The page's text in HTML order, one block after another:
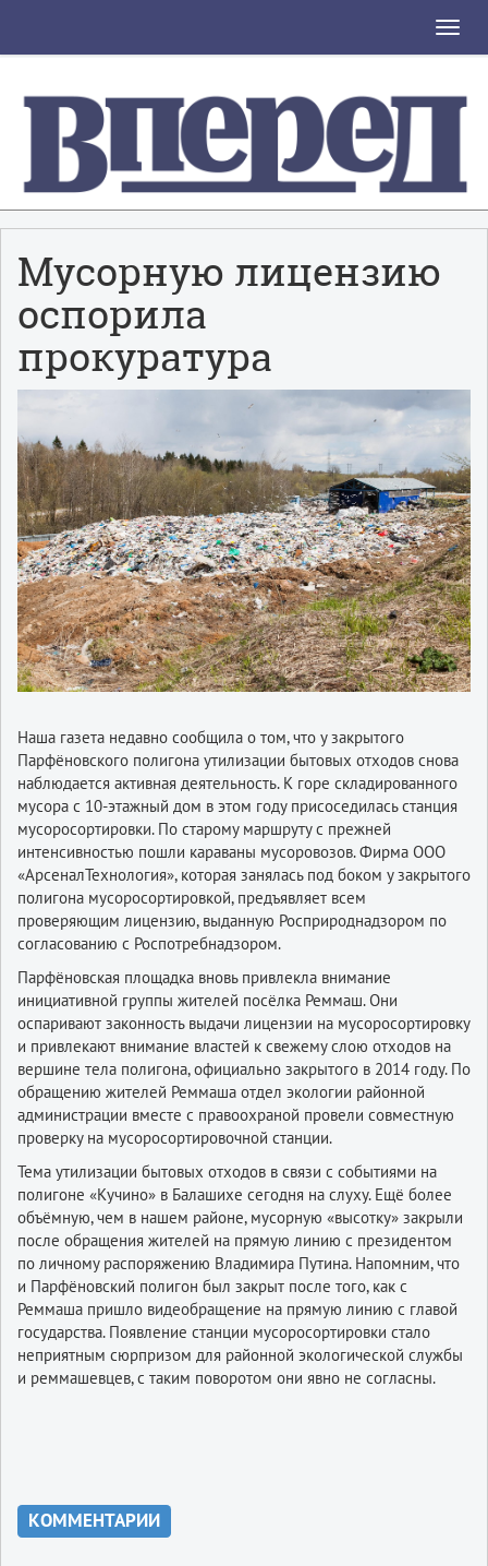
Toggle
Мусорную лицензию
оспорила
прокуратура
Наша газета недавно сообщила о том, что у закрытого
Парфёновского полигона утилизации бытовых отходов снова
наблюдается активная деятельность. К горе складированного
мусора с 10-этажный дом в этом году присоседилась станция
мусоросортировки. По старому маршруту с прежней
интенсивностью пошли караваны мусоровозов. Фирма ООО
«АрсеналТехнология», которая занялась под боком у закрытого
полигона мусоросортировкой, предъявляет всем
проверяющим лицензию, выданную Росприроднадзором по
согласованию с Роспотребнадзором.
Парфёновская площадка вновь привлекла внимание
инициативной группы жителей посёлка Реммаш. Они
оспаривают законность выдачи лицензии на мусоросортировку
и привлекают внимание властей к свежему слою отходов на
вершине тела полигона, официально закрытого в 2014 году. По
обращению жителей Реммаша отдел экологии районной
администрации вместе с правоохраной провели совместную
проверку на мусоросортировочной станции.
Тема утилизации бытовых отходов в связи с событиями на
полигоне «Кучино» в Балашихе сегодня на слуху. Ещё более
объёмную, чем в нашем районе, мусорную «высотку» закрыли
после обращения жителей на прямую линию с президентом
по личному распоряжению Владимира Путина. Напомним, что
и Парфёновский полигон был закрыт после того, как с
Реммаша пришло видеобращение на прямую линию с главой
государства. Появление станции мусоросортировки стало
неприятным сюрпризом для районной экологической службы
и реммашевцев, с таким поворотом они явно не согласны.
КОММЕНТАРИИ